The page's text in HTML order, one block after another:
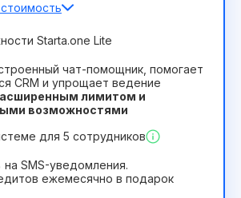
-25%) Выгодный
месяц
Starta.one Lite
чат-помощник, помогает
CRM и упрощает ведение
лимитом и
возможностями
для 5 сотрудников
на SMS-уведомления.
ежемесячно в подарок